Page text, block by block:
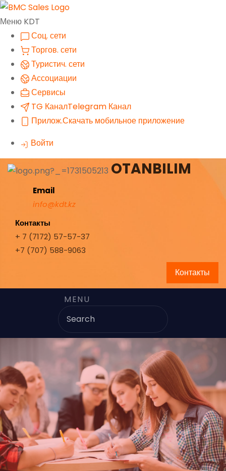
Меню KDT
Соц. сети
Торгов. сети
Туристич. сети
Ассоциации
Сервисы
TG КаналTelegram Канал
Прилож.Скачать мобильное приложение
Войти
OTANBILIM
Email
info@kdt.kz
Контакты
+ 7 (7172) 57-57-37
+7 (707) 588-9063
Контакты
MENU